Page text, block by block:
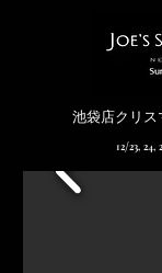
池袋店クリ
12/23,